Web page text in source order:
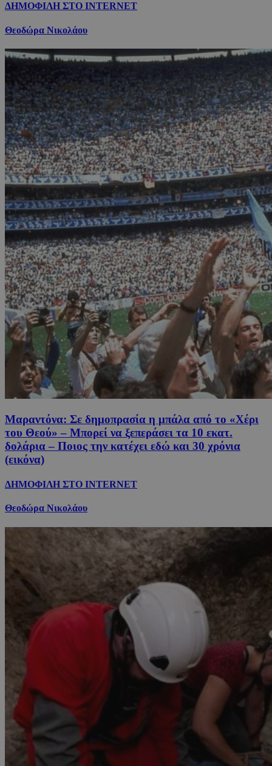
ΔΗΜΟΦΙΛΗ ΣΤΟ INTERNET
Θεοδώρα Νικολάου
Μαραντόνα: Σε δημοπρασία η μπάλα από το «Χέρι
του Θεού» – Μπορεί να ξεπεράσει τα 10 εκατ.
δολάρια – Ποιος την κατέχει εδώ και 30 χρόνια
(εικόνα)
ΔΗΜΟΦΙΛΗ ΣΤΟ INTERNET
Θεοδώρα Νικολάου